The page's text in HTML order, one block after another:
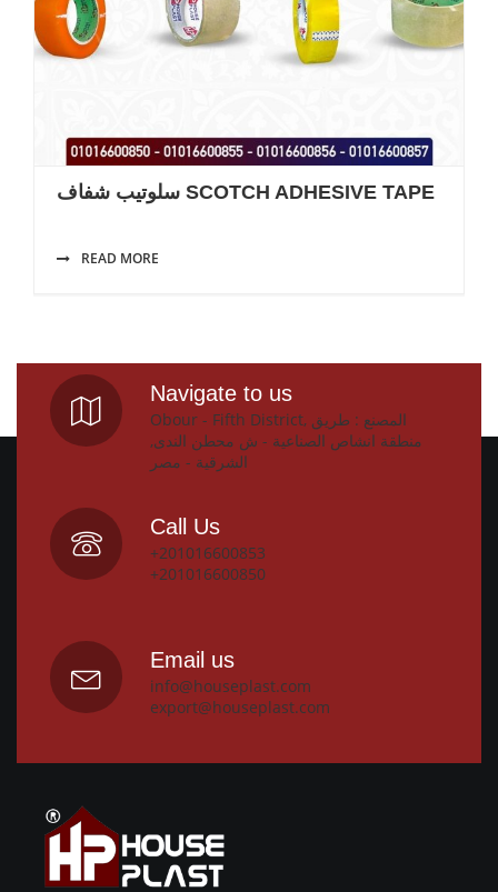
سلوتيب شفاف SCOTCH ADHESIVE TAPE
READ MORE
Navigate to us
Obour - Fifth District, المصنع : طريق
منطقة انشاص الصناعية - ش محطن الندى,
الشرقية - مصر
Call Us
+201016600853
+201016600850
Email us
info@houseplast.com
export@houseplast.com